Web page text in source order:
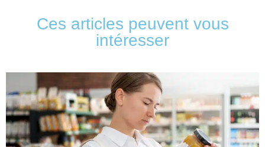
Ces articles peuvent vous
intéresser